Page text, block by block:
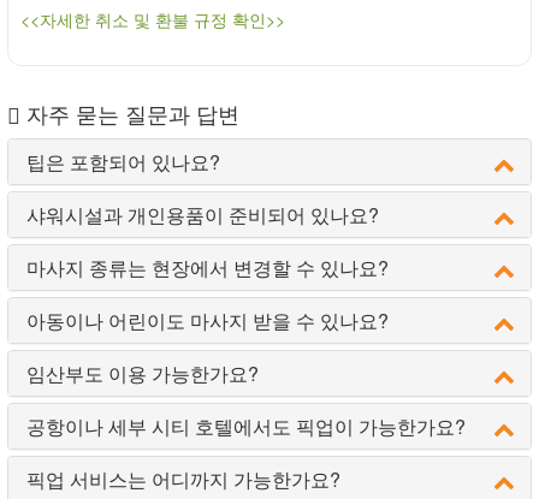
<<자세한 취소 및 환불 규정 확인>>
자주 묻는 질문과 답변
팁은 포함되어 있나요?
샤워시설과 개인용품이 준비되어 있나요?
마사지 종류는 현장에서 변경할 수 있나요?
아동이나 어린이도 마사지 받을 수 있나요?
임산부도 이용 가능한가요?
공항이나 세부 시티 호텔에서도 픽업이 가능한가요?
픽업 서비스는 어디까지 가능한가요?